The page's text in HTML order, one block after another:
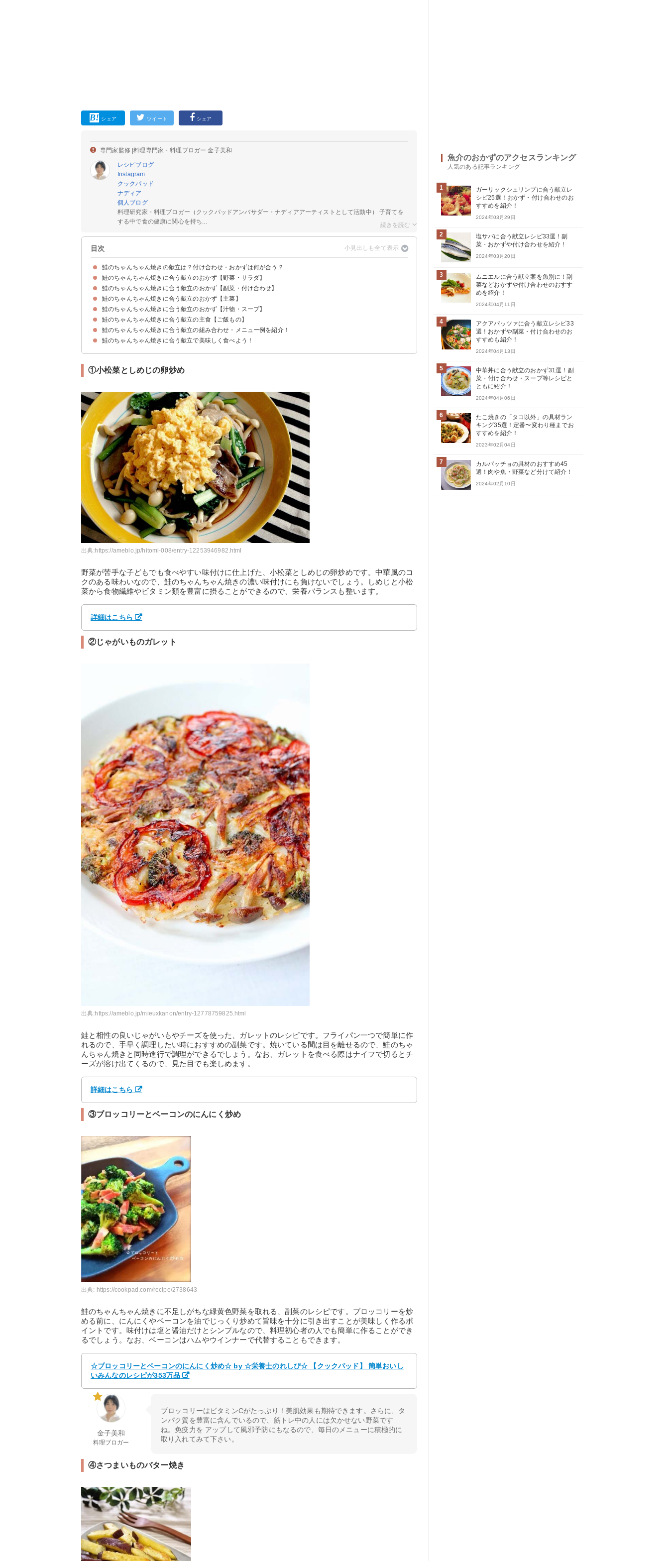
シェア ツイート シェア
専門家監修 |料理専門家・料理ブロガー 金子美和
レシピブログ
Instagram
クックパッド
ナディア
個人ブログ
料理研究家・料理ブロガー（クックパッドアンバサダー・ナディアアーティストとして活動中） 子育てを
する中で食の健康に関心を持ち...
目次
鮭のちゃんちゃん焼きの献立は？付け合わせ・おかずは何が合う？
鮭のちゃんちゃん焼きに合う献立のおかず【野菜・サラダ】
①玉ねぎとベビーリーフのサラダ
②梅と大根とカニカマのサラダ
③トマトのアボカドのサラダ
鮭のちゃんちゃん焼きに合う献立のおかず【副菜・付け合わせ】
①小松菜としめじの卵炒め
②じゃがいものガレット
③ブロッコリーとベーコンのにんにく炒め
④さつまいものバター焼き
鮭のちゃんちゃん焼きに合う献立のおかず【主菜】
①えびとトマトの卵とじ
②鶏肉の生姜焼き
③豆腐グラタン
鮭のちゃんちゃん焼きに合う献立のおかず【汁物・スープ】
①豚汁
②トマトとチーズの味噌汁
③冷や汁
④ミネストローネ
鮭のちゃんちゃん焼きに合う献立の主食【ご飯もの】
①きのこの炊き込みご飯
②塩レモンの炊き込みご飯
③トウモロコシご飯
鮭のちゃんちゃん焼きに合う献立の組み合わせ・メニュー例を紹介！
献立メニュー例①
献立メニュー例②
献立メニュー例③
鮭のちゃんちゃん焼きに合う献立で美味しく食べよう！
①小松菜としめじの卵炒め
出典:https://ameblo.jp/hitomi-008/entry-12253946982.html
野菜が苦手な子どもでも食べやすい味付けに仕上げた、小松菜としめじの卵炒めです。中華風のコ
クのある味わいなので、鮭のちゃんちゃん焼きの濃い味付けにも負けないでしょう。しめじと小松
菜から食物繊維やビタミン類を豊富に摂ることができるので、栄養バランスも整います。
詳細はこちら
②じゃがいものガレット
出典:https://ameblo.jp/mieuxkanon/entry-12778759825.html
鮭と相性の良いじゃがいもやチーズを使った、ガレットのレシピです。フライパン一つで簡単に作
れるので、手早く調理したい時におすすめの副菜です。焼いている間は目を離せるので、鮭のちゃ
んちゃん焼きと同時進行で調理ができるでしょう。なお、ガレットを食べる際はナイフで切るとチ
ーズが溶け出てくるので、見た目でも楽しめます。
詳細はこちら
③ブロッコリーとベーコンのにんにく炒め
出典: https://cookpad.com/recipe/2738643
鮭のちゃんちゃん焼きに不足しがちな緑黄色野菜を取れる、副菜のレシピです。ブロッコリーを炒
める前に、にんにくやベーコンを油でじっくり炒めて旨味を十分に引き出すことが美味しく作るポ
イントです。味付けは塩と醤油だけとシンプルなので、料理初心者の人でも簡単に作ることができ
るでしょう。なお、ベーコンはハムやウインナーで代替することもできます。
☆ブロッコリーとベーコンのにんにく炒め☆ by ☆栄養士のれしぴ☆ 【クックパッド】 簡単おいし
いみんなのレシピが353万品
金子美和
料理ブロガー
ブロッコリーはビタミンCがたっぷり！美肌効果も期待できます。さらに、タ
ンパク質を豊富に含んでいるので、筋トレ中の人には欠かせない野菜です
ね。免疫力を アップして風邪予防にもなるので、毎日のメニューに積極的に
取り入れてみて下さい。
④さつまいものバター焼き
魚介のおかずのアクセスランキング
人気のある記事ランキング
1
ガーリックシュリンプに合う献立レ
シピ25選！おかず・付け合わせのお
すすめを紹介！
2024年03月29日
2
塩サバに合う献立レシピ33選！副
菜・おかずや付け合わせを紹介！
2024年03月20日
3
ムニエルに合う献立案を魚別に！副
菜などおかずや付け合わせのおすす
めを紹介！
2024年04月11日
4
アクアパッツァに合う献立レシピ33
選！おかずや副菜・付け合わせのお
すすめも紹介！
2024年04月13日
5
中華丼に合う献立のおかず31選！副
菜・付け合わせ・スープ等レシピと
ともに紹介！
2024年04月06日
6
たこ焼きの「タコ以外」の具材ラン
キング35選！定番〜変わり種までお
すすめを紹介！
2023年02月04日
7
カルパッチョの具材のおすすめ45
選！肉や魚・野菜など分けて紹介！
2024年02月10日